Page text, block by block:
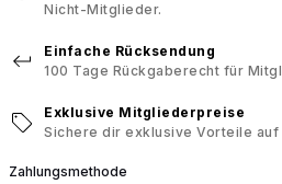
Nicht-Mitglieder.
Einfache Rücksendung
100 Tage Rückgaberecht für
Exklusive Mitgliederpreise
Sichere dir exklusive Vorteile auf
Zahlungsmethode